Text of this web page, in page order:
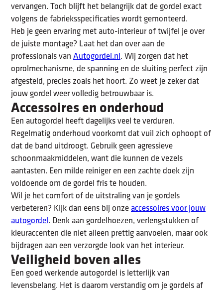
vervangen. Toch blijft het belangrijk dat de gordel exact
volgens de fabrieksspecificaties wordt gemonteerd.
Heb je geen ervaring met auto-interieur of twijfel je over
de juiste montage? Laat het dan over aan de
professionals van Autogordel.nl. Wij zorgen dat het
oprolmechanisme, de spanning en de sluiting perfect zijn
afgesteld, precies zoals het hoort. Zo weet je zeker dat
jouw gordel weer volledig betrouwbaar is.
Accessoires en onderhoud
Een autogordel heeft dagelijks veel te verduren.
Regelmatig onderhoud voorkomt dat vuil zich ophoopt of
dat de band uitdroogt. Gebruik geen agressieve
schoonmaakmiddelen, want die kunnen de vezels
aantasten. Een milde reiniger en een zachte doek zijn
voldoende om de gordel fris te houden.
Wil je het comfort of de uitstraling van je gordels
verbeteren? Kijk dan eens bij onze accessoires voor jouw
autogordel. Denk aan gordelhoezen, verlengstukken of
kleuraccenten die niet alleen prettig aanvoelen, maar ook
bijdragen aan een verzorgde look van het interieur.
Veiligheid boven alles
Een goed werkende autogordel is letterlijk van
levensbelang. Het is daarom verstandig om je gordels af